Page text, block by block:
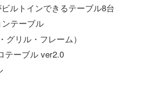
ルトインできるテーブル8台
テーブル
リル・フレーム）
テーブル ver2.0